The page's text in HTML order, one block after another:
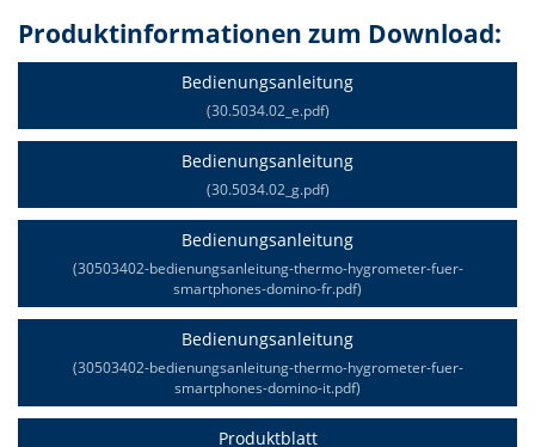
Produktinformationen zum Download:
Bedienungsanleitung
(30.5034.02_e.pdf)
Bedienungsanleitung
(30.5034.02_g.pdf)
Bedienungsanleitung
(30503402-bedienungsanleitung-thermo-hygrometer-fuer-
smartphones-domino-fr.pdf)
Bedienungsanleitung
(30503402-bedienungsanleitung-thermo-hygrometer-fuer-
smartphones-domino-it.pdf)
Produktblatt